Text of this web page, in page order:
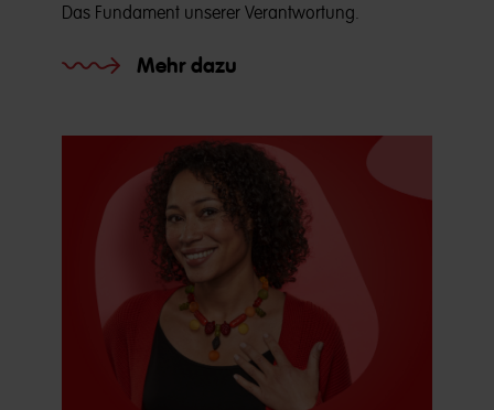
Das Fundament unserer Verantwortung.
Mehr dazu